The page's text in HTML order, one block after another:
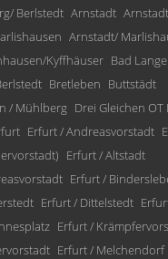
Berlstedt Arnstadt
Arnstadt/
Kyffhäuser Bad
Bretleben Buttstädt
/ Mühlberg Drei Gleichen
Erfurt / Andreasvorstadt
Erfurt / Altstadt
Erfurt /
Erfurt / Dittelstedt
Erfurt /
Erfurt / Melchendorf